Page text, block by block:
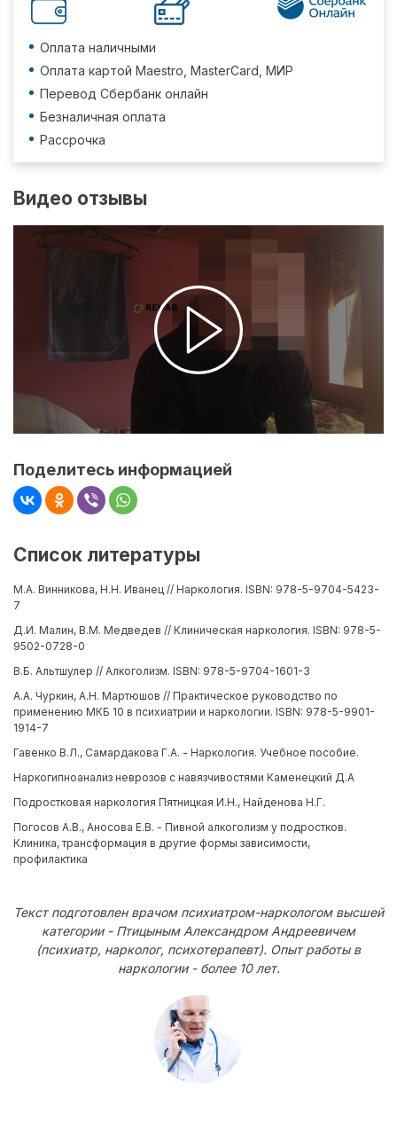
Оплата наличными
Оплата картой Maestro, MasterCard, МИР
Перевод Сбербанк онлайн
Безналичная оплата
Рассрочка
Видео отзывы
Поделитесь информацией
Список литературы
М.А. Винникова, Н.Н. Иванец // Наркология. ISBN: 978-5-9704-5423-
7
Д.И. Малин, В.М. Медведев // Клиническая наркология. ISBN: 978-5-
9502-0728-0
В.Б. Альтшулер // Алкоголизм. ISBN: 978-5-9704-1601-3
А.А. Чуркин, А.Н. Мартюшов // Практическое руководство по
применению МКБ 10 в психиатрии и наркологии. ISBN: 978-5-9901-
1914-7
Гавенко В.Л., Самардакова Г.А. - Наркология. Учебное пособие.
Наркогипноанализ неврозов с навязчивостями Каменецкий Д.А
Подростковая наркология Пятницкая И.Н., Найденова Н.Г.
Погосов А.В., Аносова Е.В. - Пивной алкоголизм у подростков.
Клиника, трансформация в другие формы зависимости,
профилактика
Текст подготовлен врачом психиатром-наркологом высшей
категории - Птицыным Александром Андреевичем
(психиатр, нарколог, психотерапевт). Опыт работы в
наркологии - более 10 лет.